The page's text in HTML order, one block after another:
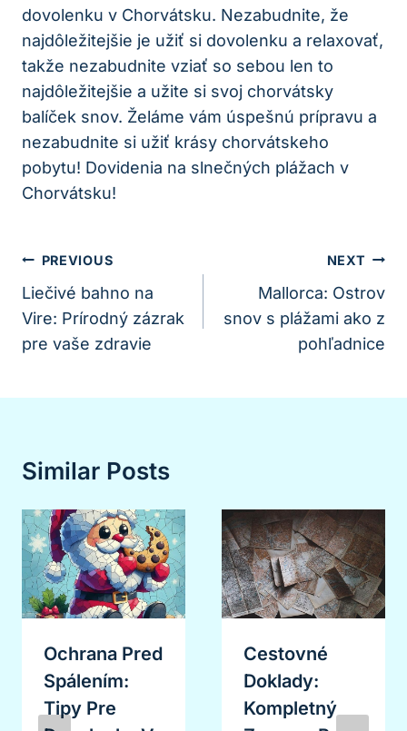
dovolenku v Chorvátsku. Nezabudnite, že
najdôležitejšie je užiť si dovolenku a relaxovať,
takže nezabudnite vziať so sebou len to
najdôležitejšie a užite si svoj chorvátsky
balíček snov. Želáme vám úspešnú prípravu a
nezabudnite si užiť krásy chorvátskeho
pobytu! Dovidenia na slnečných plážach v
Chorvátsku!
Navigácia
V
Článku
PREVIOUS
Liečivé bahno na
Vire: Prírodný zázrak
pre vaše zdravie
NEXT
Mallorca: Ostrov
snov s plážami ako z
pohľadnice
Similar Posts
Ochrana Pred
Spálením:
Tipy Pre
Cestovné
Doklady:
Kompletný